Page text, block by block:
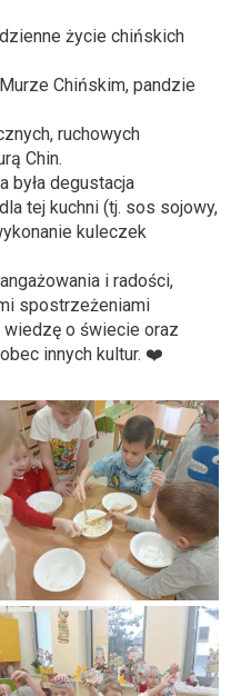
życie chińskich
Chińskim, pandzie
ruchowych
Chin.
była degustacja
tej kuchni (tj. sos sojowy,
kuleczek
i radości,
spostrzeżeniami
wiedzę o świecie oraz
innych kultur. ❤️